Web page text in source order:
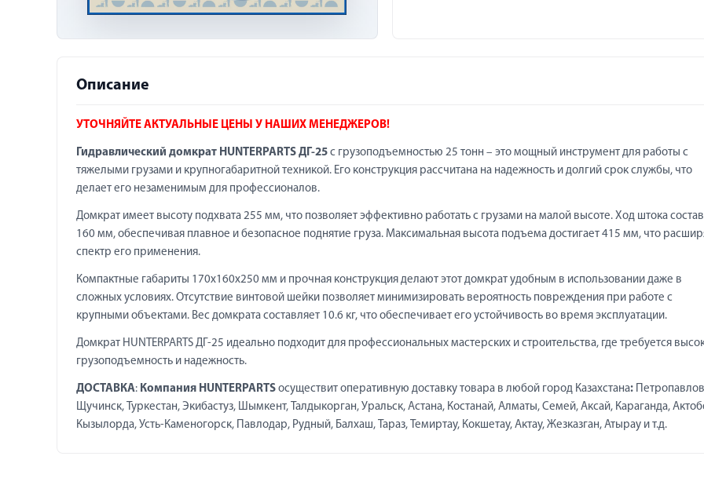
Описание
УТОЧНЯЙТЕ АКТУАЛЬНЫЕ ЦЕНЫ У НАШИХ МЕНЕДЖЕРОВ!
Гидравлический домкрат HUNTERPARTS ДГ-25 с грузоподъемностью 25 тонн – это мощный инструмент для работы с
тяжелыми грузами и крупногабаритной техникой. Его конструкция рассчитана на надежность и долгий срок службы, что
делает его незаменимым для профессионалов.
Домкрат имеет высоту подхвата 255 мм, что позволяет эффективно работать с грузами на малой высоте. Ход штока
160 мм, обеспечивая плавное и безопасное поднятие груза. Максимальная высота подъема достигает 415 мм, что
спектр его применения.
Компактные габариты 170х160х250 мм и прочная конструкция делают этот домкрат удобным в использовании даже в
сложных условиях. Отсутствие винтовой шейки позволяет минимизировать вероятность повреждения при работе с
крупными объектами. Вес домкрата составляет 10.6 кг, что обеспечивает его устойчивость во время эксплуатации.
Домкрат HUNTERPARTS ДГ-25 идеально подходит для профессиональных мастерских и строительства, где требуется
грузоподъемность и надежность.
ДОСТАВКА: Компания HUNTERPARTS осуществит оперативную доставку товара в любой город Казахстана:
Щучинск, Туркестан, Экибастуз, Шымкент, Талдыкорган, Уральск, Астана, Костанай, Алматы, Семей, Аксай, Караганда,
Кызылорда, Усть-Каменогорск, Павлодар, Рудный, Балхаш, Тараз, Темиртау, Кокшетау, Актау, Жезказган, Атырау и т.д.